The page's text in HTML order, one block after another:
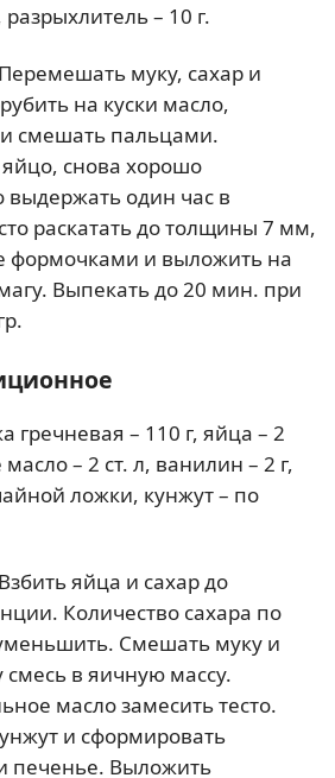
– 10 г.
Перемешать муку, сахар и
на куски масло,
смешать пальцами.
снова хорошо
выдержать один час в
раскатать до толщины 7 мм,
формочками и выложить на
Выпекать до 20 мин. при
гречневая – 110 г, яйца – 2
– 2 ст. л, ванилин – 2 г,
ложки, кунжут – по
Взбить яйца и сахар до
Количество сахара по
Смешать муку и
смесь в яичную массу.
масло замесить тесто.
и сформировать
печенье. Выложить